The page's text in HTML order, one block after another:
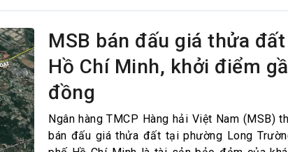
hàng
MSB bán đấu giá thửa đất
Hồ Chí Minh, khởi điểm
đồng
Ngân hàng TMCP Hàng hải Việt Nam (MSB)
bán đấu giá thửa đất tại phường Long